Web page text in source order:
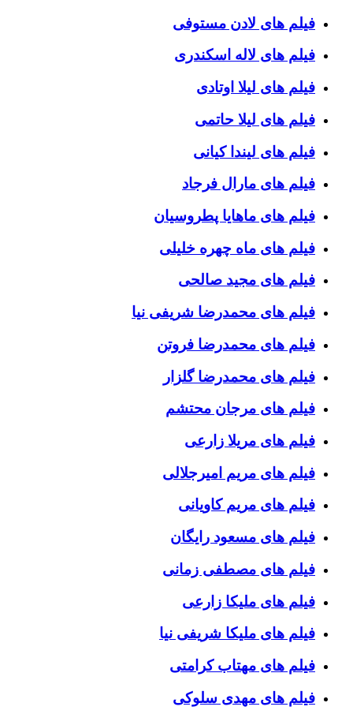
فیلم های لادن مستوفی
فیلم های لاله اسکندری
فیلم های لیلا اوتادی
فیلم های لیلا حاتمی
فیلم های لیندا کیانی
فیلم های مارال فرجاد
فیلم های ماهایا پطروسیان
فیلم های ماه چهره خلیلی
فیلم های مجید صالحی
فیلم های محمدرضا شریفی نیا
فیلم های محمدرضا فروتن
فیلم های محمدرضا گلزار
فیلم های مرجان محتشم
فیلم های مریلا زارعی
فیلم های مریم امیرجلالی
فیلم های مریم کاویانی
فیلم های مسعود رایگان
فیلم های مصطفی زمانی
فیلم های ملیکا زارعی
فیلم های ملیکا شریفی نیا
فیلم های مهتاب کرامتی
فیلم های مهدی سلوکی